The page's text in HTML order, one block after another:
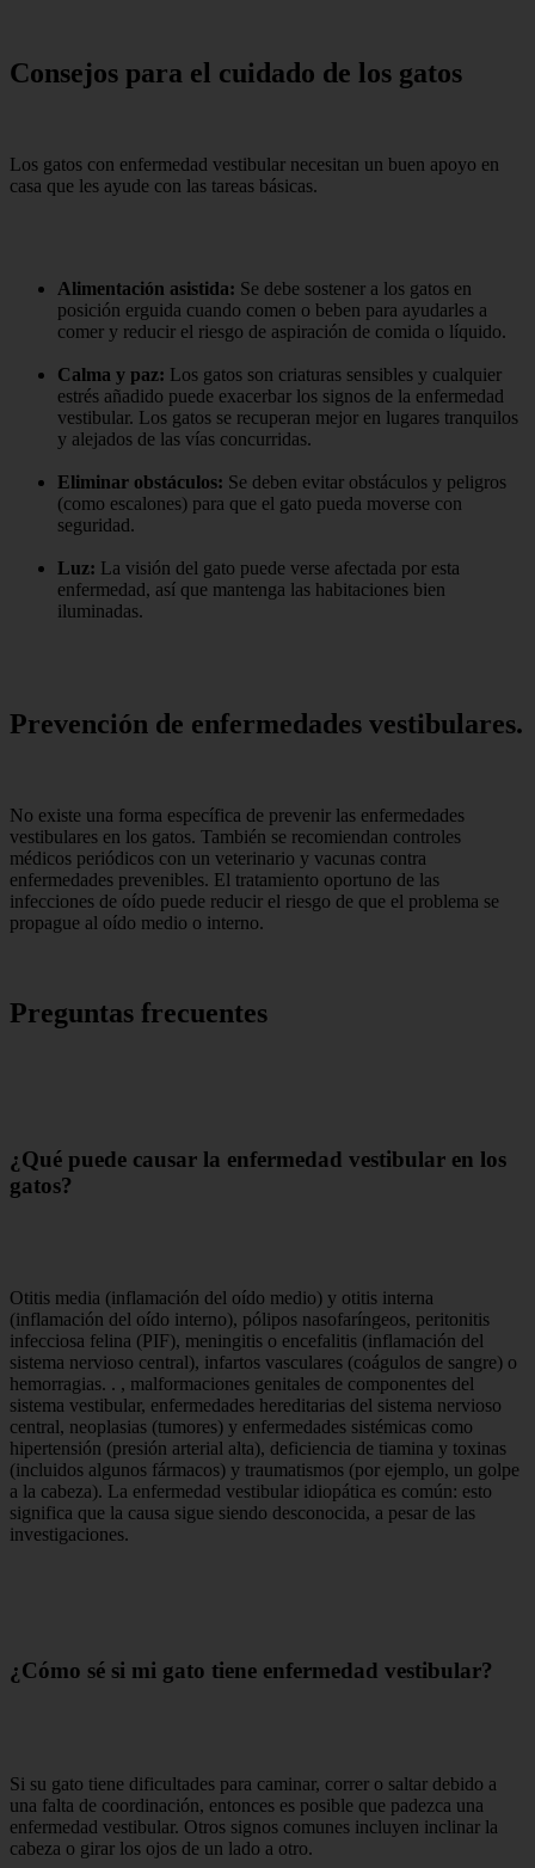
Consejos para el cuidado de los gatos
Los gatos con enfermedad vestibular necesitan un buen apoyo en
casa que les ayude con las tareas básicas.
Alimentación asistida: Se debe sostener a los gatos en
posición erguida cuando comen o beben para ayudarles a
comer y reducir el riesgo de aspiración de comida o líquido.
Calma y paz: Los gatos son criaturas sensibles y cualquier
estrés añadido puede exacerbar los signos de la enfermedad
vestibular. Los gatos se recuperan mejor en lugares tranquilos
y alejados de las vías concurridas.
Eliminar obstáculos: Se deben evitar obstáculos y peligros
(como escalones) para que el gato pueda moverse con
seguridad.
Luz: La visión del gato puede verse afectada por esta
enfermedad, así que mantenga las habitaciones bien
iluminadas.
Prevención de enfermedades vestibulares.
No existe una forma específica de prevenir las enfermedades
vestibulares en los gatos. También se recomiendan controles
médicos periódicos con un veterinario y vacunas contra
enfermedades prevenibles. El tratamiento oportuno de las
infecciones de oído puede reducir el riesgo de que el problema se
propague al oído medio o interno.
Preguntas frecuentes
¿Qué puede causar la enfermedad vestibular en los
gatos?
Otitis media (inflamación del oído medio) y otitis interna
(inflamación del oído interno), pólipos nasofaríngeos, peritonitis
infecciosa felina (PIF), meningitis o encefalitis (inflamación del
sistema nervioso central), infartos vasculares (coágulos de sangre) o
hemorragias. . , malformaciones genitales de componentes del
sistema vestibular, enfermedades hereditarias del sistema nervioso
central, neoplasias (tumores) y enfermedades sistémicas como
hipertensión (presión arterial alta), deficiencia de tiamina y toxinas
(incluidos algunos fármacos) y traumatismos (por ejemplo, un golpe
a la cabeza). La enfermedad vestibular idiopática es común: esto
significa que la causa sigue siendo desconocida, a pesar de las
investigaciones.
¿Cómo sé si mi gato tiene enfermedad vestibular?
Si su gato tiene dificultades para caminar, correr o saltar debido a
una falta de coordinación, entonces es posible que padezca una
enfermedad vestibular. Otros signos comunes incluyen inclinar la
cabeza o girar los ojos de un lado a otro.